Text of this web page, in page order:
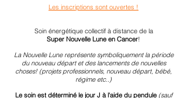
Les inscriptions sont ouvertes !
Soin énergétique collectif à distance de la
Super Nouvelle Lune en Cancer!
La Nouvelle Lune représente symboliquement la période
du nouveau départ et des lancements de nouvelles
choses! (projets professionnels, nouveau départ, bébé,
régime etc..)
Le soin est déterminé le jour J à l'aide du pendule (sauf